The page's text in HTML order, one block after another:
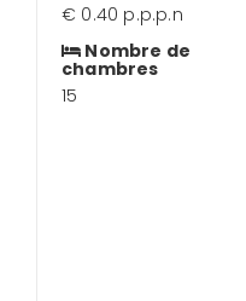
€ 0.40 p.p.p.n
Nombre de
chambres
15